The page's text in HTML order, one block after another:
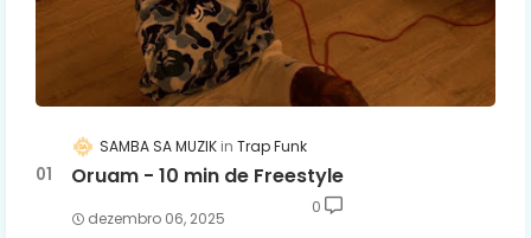
SAMBA SA MUZIK Trap Funk
Oruam - 10 min de Freestyle
dezembro 06, 2025
0